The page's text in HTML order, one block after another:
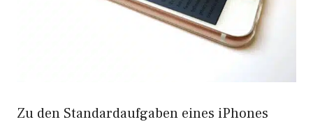
Zu den Standardaufgaben eines iPhones